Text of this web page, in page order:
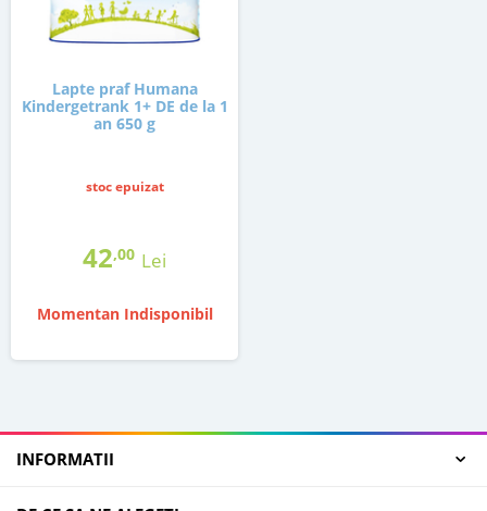
Lapte praf Humana
Kindergetrank 1+ DE de la 1
an 650 g
stoc epuizat
42,00 Lei
Momentan Indisponibil
INFORMATII